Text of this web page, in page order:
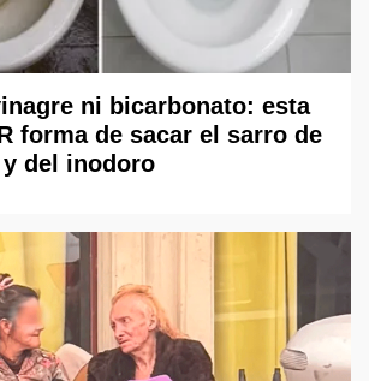
ni bicarbonato: esta
forma de sacar el sarro de
del inodoro